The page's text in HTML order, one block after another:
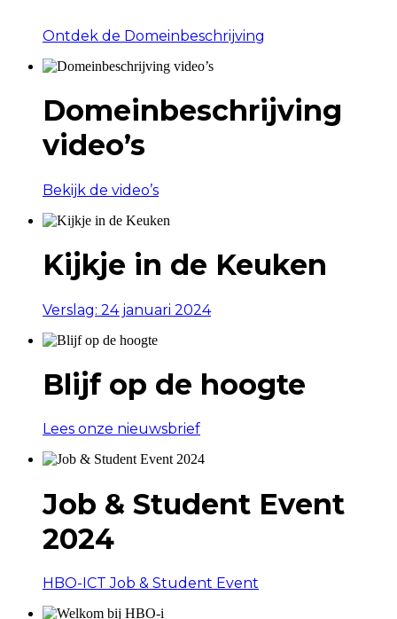
Ontdek de Domeinbeschrijving
Domeinbeschrijving
video’s
Bekijk de video’s
Kijkje in de Keuken
Verslag: 24 januari 2024
Blijf op de hoogte
Lees onze nieuwsbrief
Job & Student Event
2024
HBO-ICT Job & Student Event